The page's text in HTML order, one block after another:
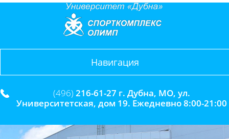
Навигация
(496) 216-61-27 г. Дубна, МО, ул.
Университетская, дом 19. Ежедневно 8:00-21:00